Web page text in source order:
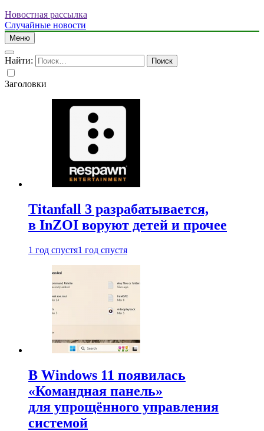
Новостная рассылка
Случайные новости
Меню
Найти:
Заголовки
Titanfall 3 разрабатывается,
в InZOI воруют детей и прочее
1 год спустя1 год спустя
В Windows 11 появилась
«Командная панель»
для упрощённого управления
системой